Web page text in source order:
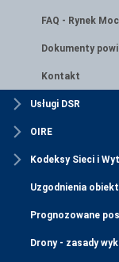
FAQ - Rynek
Dokumenty
Kontakt
Usługi DSR
OIRE
Kodeksy Sieci i
Uzgodnienia
Prognozowane
Drony - zasady